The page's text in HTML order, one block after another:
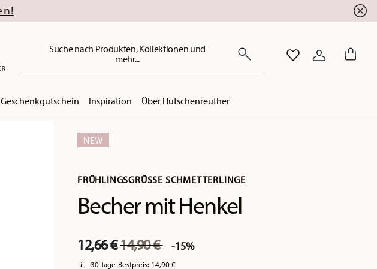
Suche nach Produkten, Kollektionen und
mehr...
WISHLISTANMELDEN
Geschenkgutschein Inspiration Über Hutschenreuther
NEW
FRÜHLINGSGRÜSSE SCHMETTERLINGE
Becher mit Henkel
12,66 €Price reduced from
14,90 €to-15%
30-Tage-Bestpreis: 14,90 €